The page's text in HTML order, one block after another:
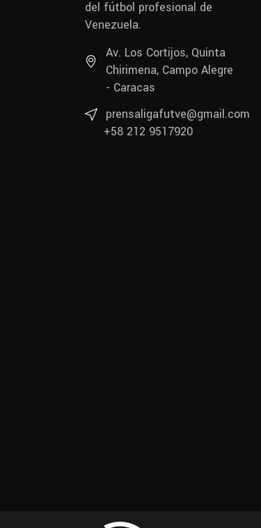
del fútbol profesional de
Venezuela.
Av. Los Cortijos, Quinta
Chirimena, Campo Alegre
- Caracas
prensaligafutve@gmail.com
+58 212 9517920